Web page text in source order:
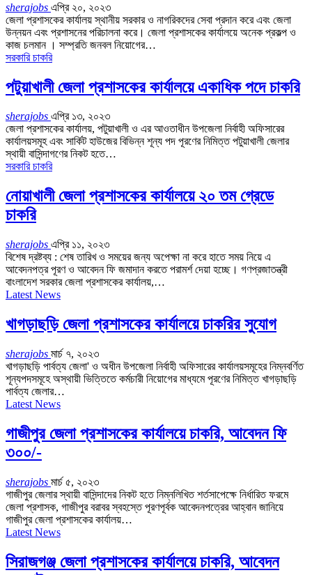
sherajobs এপ্রি ২০, ২০২৩
জেলা প্রশাসকের কার্যালয় স্থানীয় সরকার ও নাগরিকদের সেবা প্রদান করে এবং জেলা
উন্নয়ন এবং প্রশাসনের পরিচালনা করে। জেলা প্রশাসকের কার্যালয়ে অনেক প্রকল্প ও
কাজ চলমান । সম্প্রতি জনবল নিয়োগের…
সরকারি চাকরি
পটুয়াখালী জেলা প্রশাসকের কার্যালয়ে একাধিক পদে চাকরি
sherajobs এপ্রি ১৩, ২০২৩
জেলা প্রশাসকের কার্যালয়, পটুয়াখালী ও এর আওতাধীন উপজেলা নির্বাহী অফিসারের
কার্যালয়সমূহ এবং সার্কিট হাউজের বিভিন্ন শূন্য পদ পূরণের নিমিত্ত পটুয়াখালী জেলার
স্থায়ী বাসিন্দাগণের নিকট হতে…
সরকারি চাকরি
নোয়াখালী জেলা প্রশাসকের কার্যালয়ে ২০ তম গ্রেডে
চাকরি
sherajobs এপ্রি ১১, ২০২৩
বিশেষ দ্রষ্টব্য : শেষ তারিখ ও সময়ের জন্য অপেক্ষা না করে হাতে সময় নিয়ে এ
আবেদনপত্র পূরণ ও আবেদন ফি জমাদান করতে পরামর্শ দেয়া হচ্ছে। গণপ্রজাতন্ত্রী
বাংলাদেশ সরকার জেলা প্রশাসকের কার্যালয়,…
Latest News
খাগড়াছড়ি জেলা প্রশাসকের কার্যালয়ে চাকরির সুযোগ
sherajobs মার্চ ৭, ২০২৩
খাগড়াছড়ি পার্বত্য জেলা' ও অধীন উপজেলা নির্বাহী অফিসারের কার্যালয়সমূহের নিম্নবর্ণিত
শূন্যপদসমূহে অস্থায়ী ভিত্তিতে কর্মচারী নিয়োগের মাধ্যমে পূরণের নিমিত্ত খাগড়াছড়ি
পার্বত্য জেলার…
Latest News
গাজীপুর জেলা প্রশাসকের কার্যালয়ে চাকরি, আবেদন ফি
৩০০/-
sherajobs মার্চ ৫, ২০২৩
গাজীপুর জেলার স্থায়ী বাসিন্দাদের নিকট হতে নিম্নলিখিত শর্তসাপেক্ষে নির্ধারিত ফরমে
জেলা প্রশাসক, গাজীপুর বরাবর স্বহস্তে পূরণপূর্বক আবেদনপত্রের আহ্বান জানিয়ে
গাজীপুর জেলা প্রশাসকের কার্যালয়…
Latest News
সিরাজগঞ্জ জেলা প্রশাসকের কার্যালয়ে চাকরি, আবেদন